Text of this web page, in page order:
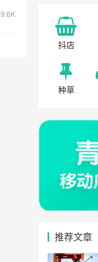
抖店
种草
推荐文章